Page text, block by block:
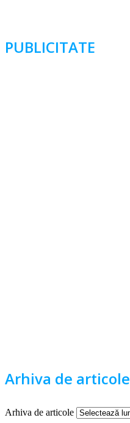
PUBLICITATE
Arhiva de articole
Arhiva de articole